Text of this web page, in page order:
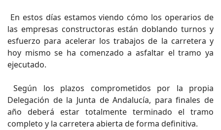
En estos días estamos viendo cómo los operarios de
las empresas constructoras están doblando turnos y
esfuerzo para acelerar los trabajos de la carretera y
hoy mismo se ha comenzado a asfaltar el tramo ya
ejecutado.
Según los plazos comprometidos por la propia
Delegación de la Junta de Andalucía, para finales de
año deberá estar totalmente terminado el tramo
completo y la carretera abierta de forma definitiva.